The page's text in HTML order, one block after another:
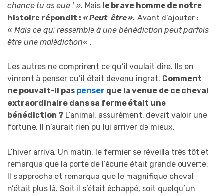
chance tu as eue ! ». Mais le brave homme de notre
histoire répondit : « Peut-être ». Avant d’ajouter :
« Mais ce qui ressemble à une bénédiction peut parfois
être une malédiction« .
Les autres ne comprirent ce qu’il voulait dire. Ils en
vinrent à penser qu’il était devenu ingrat. Comment
ne pouvait-il pas penser que la venue de ce cheval
extraordinaire dans sa ferme était une
bénédiction ? L’animal, assurément, devait valoir une
fortune. Il n’aurait rien pu lui arriver de mieux.
L’hiver arriva. Un matin, le fermier se réveilla très tôt et
remarqua que la porte de l’écurie était grande ouverte.
Il s’approcha et remarqua que le magnifique cheval
n’était plus là. Soit il s’était échappé, soit quelqu’un